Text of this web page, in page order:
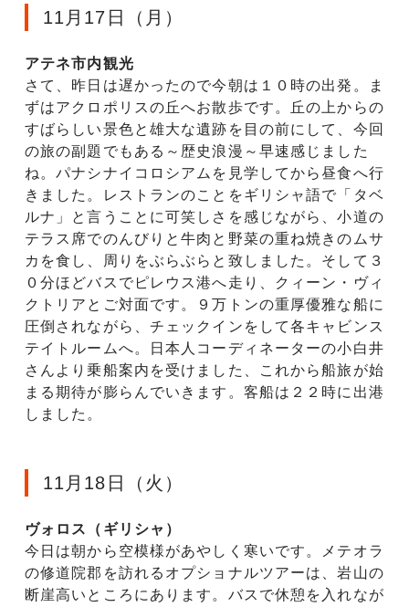
11月17日（月）
アテネ市内観光
さて、昨日は遅かったので今朝は１０時の出発。ま
ずはアクロポリスの丘へお散歩です。丘の上からの
すばらしい景色と雄大な遺跡を目の前にして、今回
の旅の副題でもある～歴史浪漫～早速感じました
ね。パナシナイコロシアムを見学してから昼食へ行
きました。レストランのことをギリシャ語で「タベ
ルナ」と言うことに可笑しさを感じながら、小道の
テラス席でのんびりと牛肉と野菜の重ね焼きのムサ
カを食し、周りをぶらぶらと致しました。そして３
０分ほどバスでピレウス港へ走り、クィーン・ヴィ
クトリアとご対面です。９万トンの重厚優雅な船に
圧倒されながら、チェックインをして各キャビンス
テイトルームへ。日本人コーディネーターの小白井
さんより乗船案内を受けました、これから船旅が始
まる期待が膨らんでいきます。客船は２２時に出港
しました。
11月18日（火）
ヴォロス（ギリシャ）
今日は朝から空模様があやしく寒いです。メテオラ
の修道院郡を訪れるオプショナルツアーは、岩山の
断崖高いところにあります。バスで休憩を入れなが